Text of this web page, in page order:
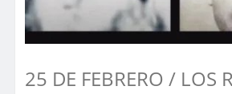
25 DE FEBRERO / LOS